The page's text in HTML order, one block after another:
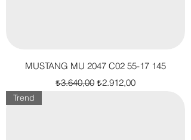
MUSTANG MU 2047 C02 55-17 145
Normal Fiyat
₺3.640,00 İndirimli Fiyat
₺2.912,00
Trend